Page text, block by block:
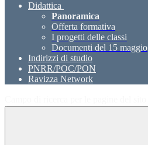
Didattica
Panoramica
Offerta formativa
I progetti delle classi
Documenti del 15 maggio
Indirizzi di studio
PNRR/POC/PON
Ravizza Network